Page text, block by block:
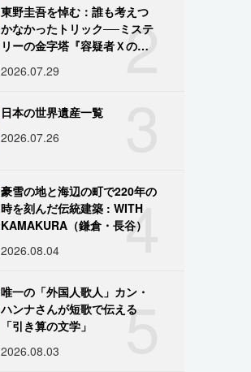
2
東野圭吾を悼む：誰も考えつ
かなかったトリック──ミステ
リーの金字塔『容疑者Ｘの献
2026.07.29
日本の世界遺産一覧
2026.07.26
4
豪雪の地と海辺の町で220年の
時を刻んだ伝統建築 : WITH
KAMAKURA（鎌倉・長谷）
2026.08.04
5
唯一の「外国人歌人」カン・
ハンナさんが短歌で伝える
「引き算の文学」
2026.08.03